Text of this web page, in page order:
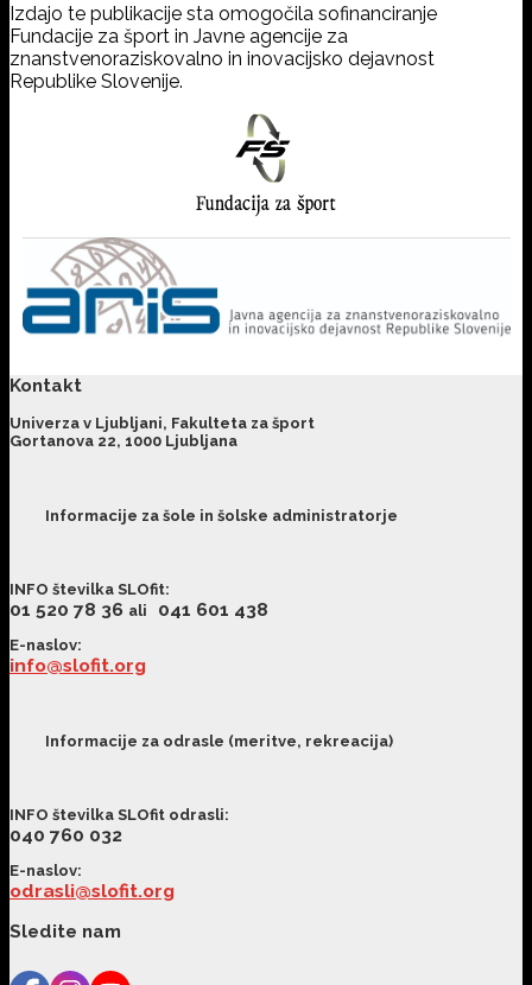
Izdajo te publikacije sta omogočila sofinanciranje
Fundacije za šport in Javne agencije za
znanstvenoraziskovalno in inovacijsko dejavnost
Republike Slovenije.
Kontakt
Univerza v Ljubljani, Fakulteta za šport
Gortanova 22, 1000 Ljubljana
Informacije za šole in šolske administratorje
INFO številka SLOfit:
01 520 78 36 ali 041 601 438
E-naslov:
info@slofit.org
Informacije za odrasle (meritve, rekreacija)
INFO številka SLOfit odrasli:
040 760 032
E-naslov:
odrasli@slofit.org
Sledite nam